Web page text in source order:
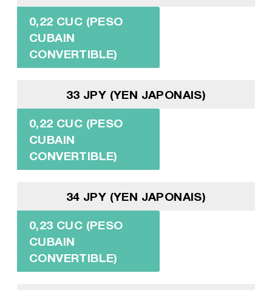
0,22 CUC (PESO
CUBAIN
CONVERTIBLE)
33 JPY (YEN JAPONAIS)
0,22 CUC (PESO
CUBAIN
CONVERTIBLE)
34 JPY (YEN JAPONAIS)
0,23 CUC (PESO
CUBAIN
CONVERTIBLE)